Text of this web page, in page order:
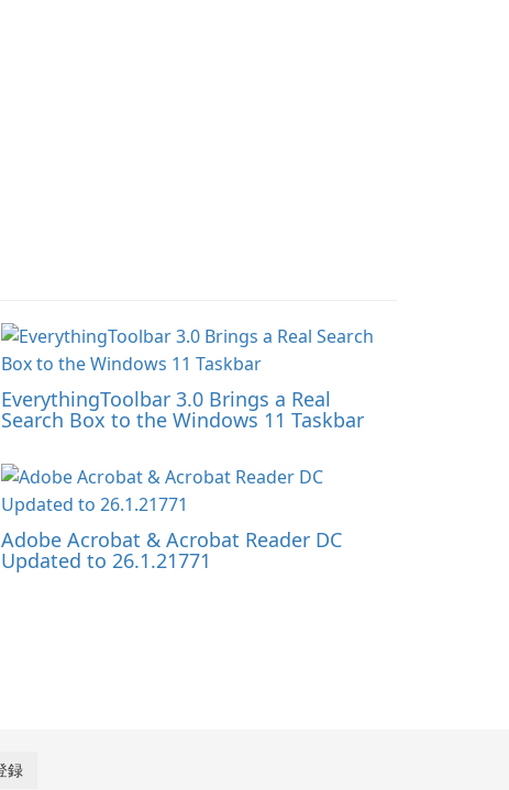
EverythingToolbar 3.0 Brings a Real
Search Box to the Windows 11 Taskbar
Adobe Acrobat & Acrobat Reader DC
Updated to 26.1.21771